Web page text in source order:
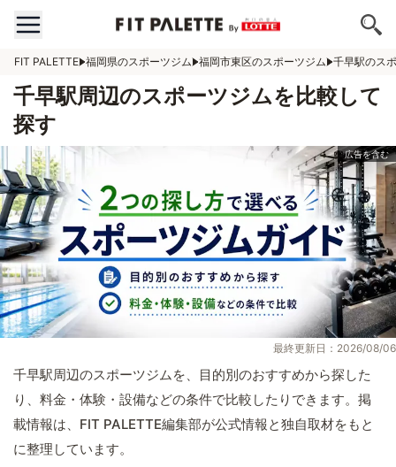
FIT PALETTE 福岡県のスポーツジム 福岡市東区のスポーツジム 千早駅のス
千早駅周辺のスポーツジムを比較して
探す
最終更新日：2026/08/06
千早駅周辺のスポーツジムを、目的別のおすすめから探した
り、料金・体験・設備などの条件で比較したりできます。掲
載情報は、FIT PALETTE編集部が公式情報と独自取材をもと
に整理しています。